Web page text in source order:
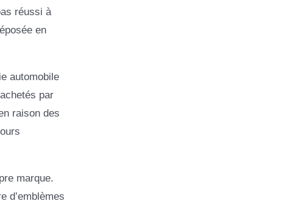
réussi à
en
automobile
par
raison des
marque.
d’emblèmes